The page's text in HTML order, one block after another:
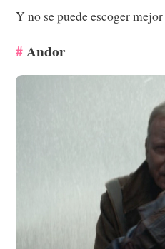
Y no se puede escoger mejor
Andor